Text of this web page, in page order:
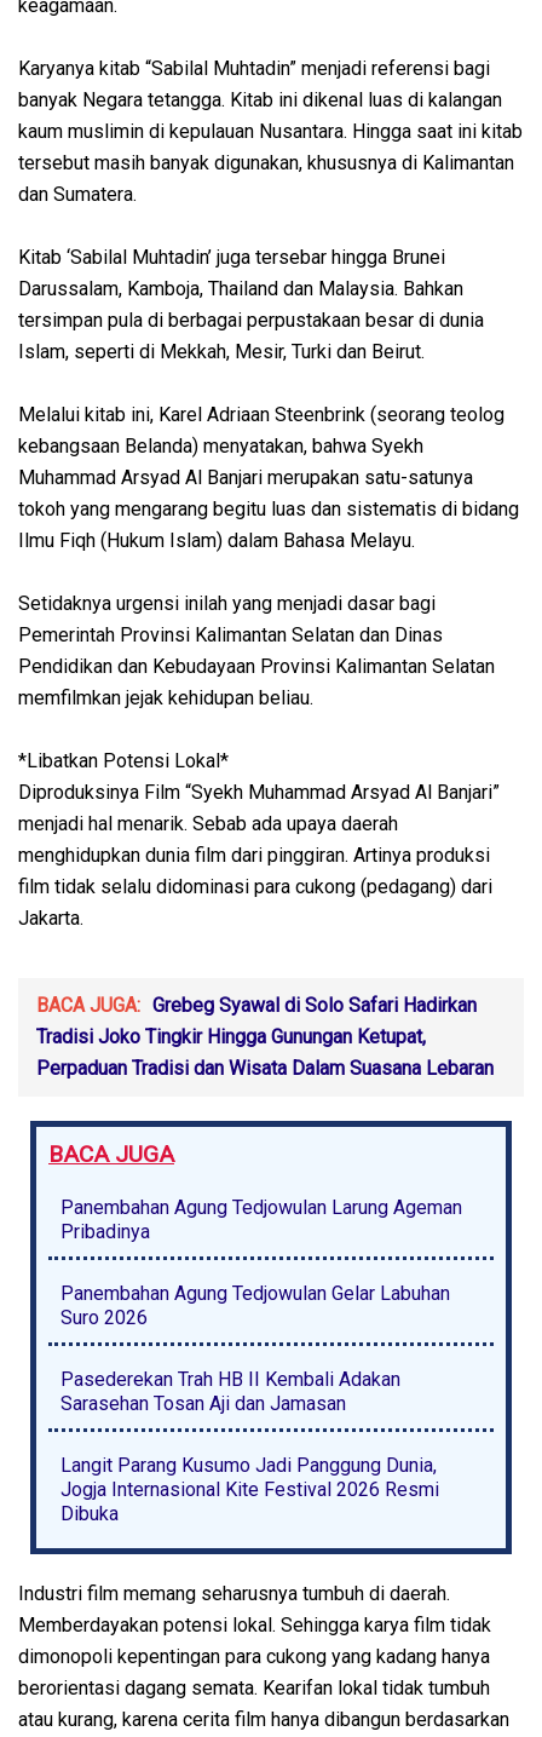
keagamaan.
Karyanya kitab “Sabilal Muhtadin” menjadi referensi bagi
banyak Negara tetangga. Kitab ini dikenal luas di kalangan
kaum muslimin di kepulauan Nusantara. Hingga saat ini kitab
tersebut masih banyak digunakan, khususnya di Kalimantan
dan Sumatera.
Kitab ‘Sabilal Muhtadin’ juga tersebar hingga Brunei
Darussalam, Kamboja, Thailand dan Malaysia. Bahkan
tersimpan pula di berbagai perpustakaan besar di dunia
Islam, seperti di Mekkah, Mesir, Turki dan Beirut.
Melalui kitab ini, Karel Adriaan Steenbrink (seorang teolog
kebangsaan Belanda) menyatakan, bahwa Syekh
Muhammad Arsyad Al Banjari merupakan satu-satunya
tokoh yang mengarang begitu luas dan sistematis di bidang
Ilmu Fiqh (Hukum Islam) dalam Bahasa Melayu.
Setidaknya urgensi inilah yang menjadi dasar bagi
Pemerintah Provinsi Kalimantan Selatan dan Dinas
Pendidikan dan Kebudayaan Provinsi Kalimantan Selatan
memfilmkan jejak kehidupan beliau.
*Libatkan Potensi Lokal*
Diproduksinya Film “Syekh Muhammad Arsyad Al Banjari”
menjadi hal menarik. Sebab ada upaya daerah
menghidupkan dunia film dari pinggiran. Artinya produksi
film tidak selalu didominasi para cukong (pedagang) dari
Jakarta.
BACA JUGA: Grebeg Syawal di Solo Safari Hadirkan
Tradisi Joko Tingkir Hingga Gunungan Ketupat,
Perpaduan Tradisi dan Wisata Dalam Suasana Lebaran
BACA JUGA
Panembahan Agung Tedjowulan Larung Ageman
Pribadinya
Panembahan Agung Tedjowulan Gelar Labuhan
Suro 2026
Pasederekan Trah HB II Kembali Adakan
Sarasehan Tosan Aji dan Jamasan
Langit Parang Kusumo Jadi Panggung Dunia,
Jogja Internasional Kite Festival 2026 Resmi
Dibuka
Industri film memang seharusnya tumbuh di daerah.
Memberdayakan potensi lokal. Sehingga karya film tidak
dimonopoli kepentingan para cukong yang kadang hanya
berorientasi dagang semata. Kearifan lokal tidak tumbuh
atau kurang, karena cerita film hanya dibangun berdasarkan